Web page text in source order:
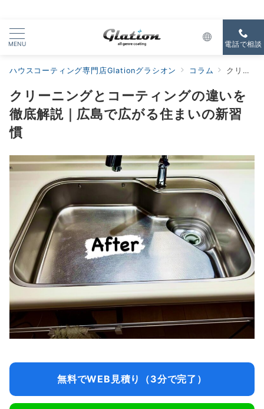
MENU 電話で相談
ハウスコーティング専門店Glationグラシオン コラム クリーニングとコーティングの違いを徹底解説｜広島で広がる住まいの新習慣
クリーニングとコーティングの違いを
徹底解説｜広島で広がる住まいの新習
慣
無料でWEB見積り（3分で完了）